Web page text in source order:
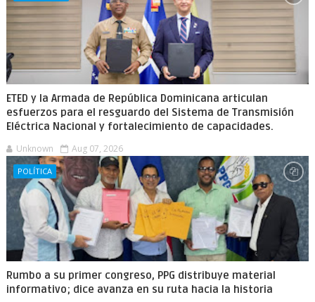
ETED y la Armada de República Dominicana articulan
esfuerzos para el resguardo del Sistema de Transmisión
Eléctrica Nacional y fortalecimiento de capacidades.
Unknown Aug 07, 2026
POLÍTICA
Rumbo a su primer congreso, PPG distribuye material
informativo; dice avanza en su ruta hacia la historia